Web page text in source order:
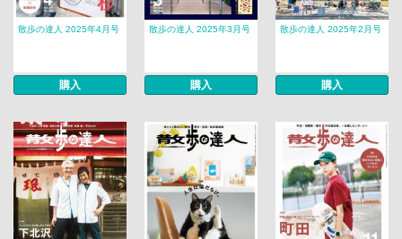
散歩の達人 2025年4月号
購入
散歩の達人 2025年3月号
購入
散歩の達人 2025年2月号
購入